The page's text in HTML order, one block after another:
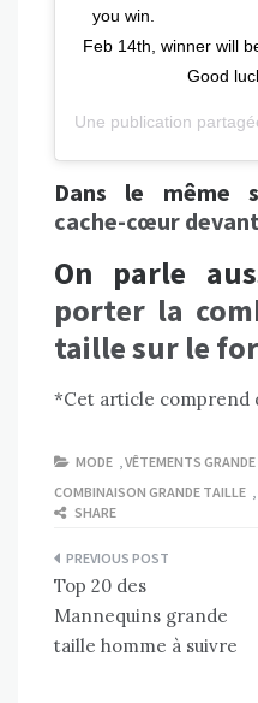
you win.
Feb 14th, winner will
Good
Une publication
Dans le même
cache-cœur
On parle
porter la
taille sur le
*Cet article comprend
MODE VÊTEMENTS
COMBINAISON GRANDE TAILLE
SHARE
Navigation
de
l’article
Top 20 des
Mannequins grande
taille homme à suivre